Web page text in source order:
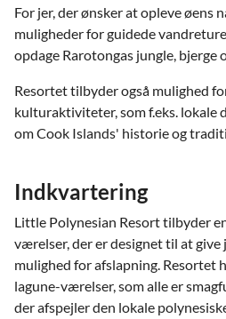
For jer, der ønsker at opleve øens
muligheder for guidede
opdage Rarotongas jungle, bjerge
Resortet tilbyder også mulighed
kulturaktiviteter, som f.eks. lokale
om Cook Islands' historie og
Indkvartering
Little Polynesian Resort tilbyder
værelser, der er designet til at
mulighed for afslapning. Resortet
lagune-værelser, som alle er
der afspejler den lokale